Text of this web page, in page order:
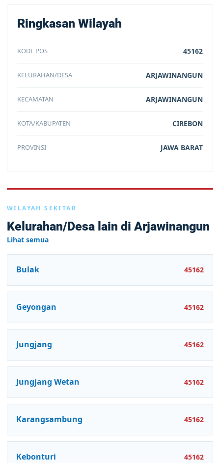
Ringkasan Wilayah
KODE POS 45162
KELURAHAN/DESA ARJAWINANGUN
KECAMATAN ARJAWINANGUN
KOTA/KABUPATEN CIREBON
PROVINSI JAWA BARAT
WILAYAH SEKITAR
Kelurahan/Desa lain di Arjawinangun
Lihat semua
Bulak 45162
Geyongan 45162
Jungjang 45162
Jungjang Wetan 45162
Karangsambung 45162
Kebonturi 45162